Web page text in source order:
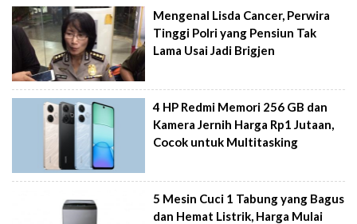
Mengenal Lisda Cancer, Perwira
Tinggi Polri yang Pensiun Tak
Lama Usai Jadi Brigjen
4 HP Redmi Memori 256 GB dan
Kamera Jernih Harga Rp1 Jutaan,
Cocok untuk Multitasking
5 Mesin Cuci 1 Tabung yang Bagus
dan Hemat Listrik, Harga Mulai